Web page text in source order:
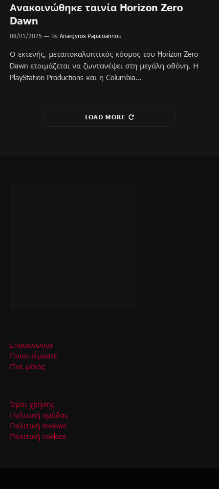
Ανακοινώθηκε ταινία Horizon Zero
Dawn
08/01/2025 By Anargyros Papaioannou
Ο εκτενής, μεταποκαλυπτικός κόσμος του Horizon Zero
Dawn ετοιμάζεται να ζωντανέψει στη μεγάλη οθόνη. Η
PlayStation Productions και η Columbia…
LOAD MORE
Επικοινωνία
Ποιοι είμαστε
Γίνε μέλος
Όροι χρήσης
Πολιτική ομάδας
Πολιτική reviews
Πολιτική cookies